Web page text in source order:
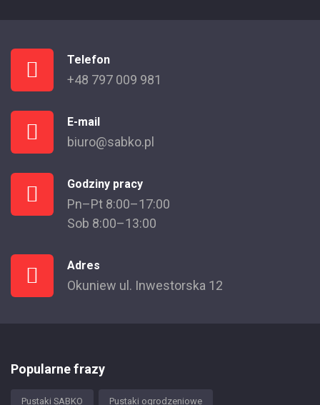
Telefon
+48 797 009 981
E-mail
biuro@sabko.pl
Godziny pracy
Pn–Pt 8:00–17:00
Sob 8:00–13:00
Adres
Okuniew ul. Inwestorska 12
Popularne frazy
Pustaki SABKO Pustaki ogrodzeniowe